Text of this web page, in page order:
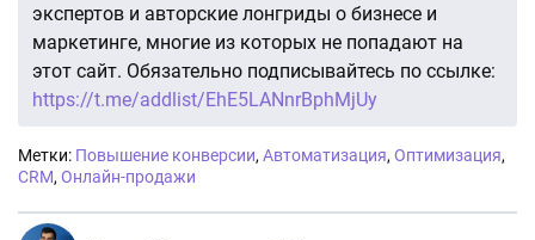
экспертов и авторские лонгриды о бизнесе и
маркетинге, многие из которых не попадают на
этот сайт. Обязательно подписывайтесь по ссылке:
https://t.me/addlist/EhE5LANnrBphMjUy
Метки: Повышение конверсии, Автоматизация, Оптимизация,
CRM, Онлайн-продажи